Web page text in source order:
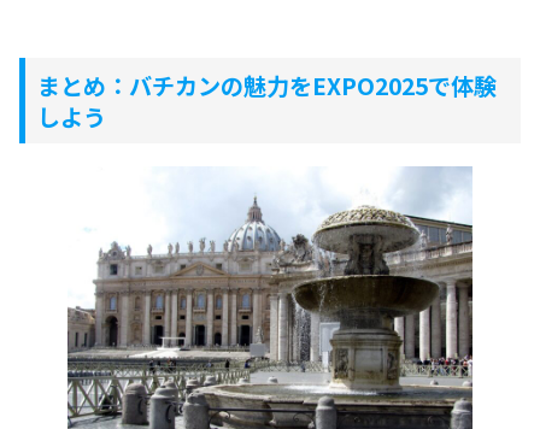
まとめ：バチカンの魅力をEXPO2025で体験
しよう